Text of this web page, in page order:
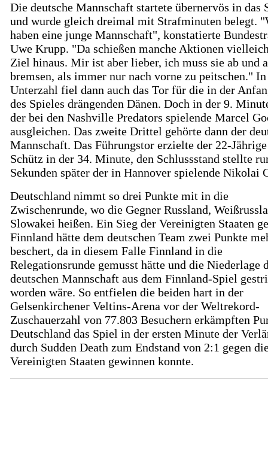
Die deutsche Mannschaft startete übernervös in das
und wurde gleich dreimal mit Strafminuten belegt.
haben eine junge Mannschaft", konstatierte
Uwe Krupp. "Da schießen manche Aktionen
Ziel hinaus. Mir ist aber lieber, ich muss sie ab und
bremsen, als immer nur nach vorne zu peitschen." In
Unterzahl fiel dann auch das Tor für die in der
des Spieles drängenden Dänen. Doch in der 9.
der bei den Nashville Predators spielende Marcel
ausgleichen. Das zweite Drittel gehörte dann der
Mannschaft. Das Führungstor erzielte der 22-
Schütz in der 34. Minute, den Schlussstand stellte
Sekunden später der in Hannover spielende Nikolai
Deutschland nimmt so drei Punkte mit in die
Zwischenrunde, wo die Gegner Russland,
Slowakei heißen. Ein Sieg der Vereinigten Staaten
Finnland hätte dem deutschen Team zwei Punkte
beschert, da in diesem Falle Finnland in die
Relegationsrunde gemusst hätte und die Niederlage
deutschen Mannschaft aus dem Finnland-Spiel
worden wäre. So entfielen die beiden hart in der
Gelsenkirchener Veltins-Arena vor der Weltrekord-
Zuschauerzahl von 77.803 Besuchern erkämpften
Deutschland das Spiel in der ersten Minute der
durch Sudden Death zum Endstand von 2:1 gegen
Vereinigten Staaten gewinnen konnte.